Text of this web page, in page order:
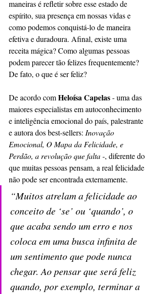
maneiras é refletir sobre esse estado de
espírito, sua presença em nossas vidas e
como podemos conquistá-lo de maneira
efetiva e duradoura. Afinal, existe uma
receita mágica? Como algumas pessoas
podem parecer tão felizes frequentemente?
De fato, o que é ser feliz?
De acordo com Heloísa Capelas - uma das
maiores especialistas em autoconhecimento
e inteligência emocional do país, palestrante
e autora dos best-sellers: Inovação
Emocional, O Mapa da Felicidade, e
Perdão, a revolução que falta -, diferente do
que muitas pessoas pensam, a real felicidade
não pode ser encontrada externamente.
“Muitos atrelam a felicidade ao
conceito de ‘se’ ou ‘quando’, o
que acaba sendo um erro e nos
coloca em uma busca infinita de
um sentimento que pode nunca
chegar. Ao pensar que será feliz
quando, por exemplo, terminar a